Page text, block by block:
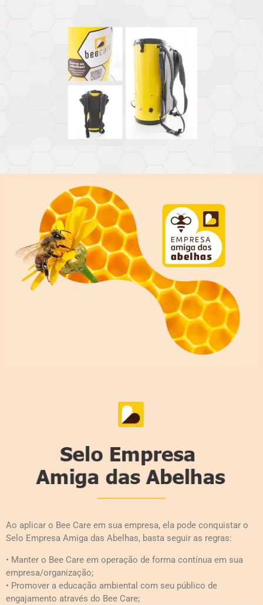
Ao aplicar o Bee Care em sua empresa, ela pode conquistar o
Selo Empresa Amiga das Abelhas, basta seguir as regras:
• Manter o Bee Care em operação de forma contínua em sua
empresa/organização;
• Promover a educação ambiental com seu público de
engajamento através do Bee Care;